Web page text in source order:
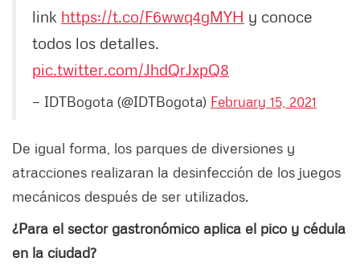
link https://t.co/F6wwq4gMYH y conoce
todos los detalles.
pic.twitter.com/JhdQrJxpQ8
— IDTBogota (@IDTBogota) February 15, 2021
De igual forma, los parques de diversiones y
atracciones realizaran la desinfección de los juegos
mecánicos después de ser utilizados.
¿Para el sector gastronómico aplica el pico y cédula
en la ciudad?